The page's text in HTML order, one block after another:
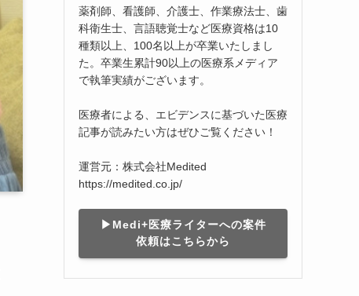
薬剤師、看護師、介護士、作業療法士、歯
科衛生士、言語聴覚士など医療資格は10
種類以上、100名以上が卒業いたしまし
た。卒業生累計90以上の医療系メディア
で執筆実績がございます。
医療者による、エビデンスに基づいた医療
記事が読みたい方はぜひご覧ください！
運営元：株式会社Medited
https://medited.co.jp/
▶︎Medi+医療ライターへの案件
依頼はこちらから